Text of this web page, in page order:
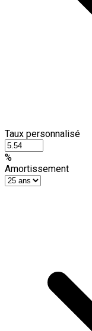
Taux personnalisé
%
Amortissement